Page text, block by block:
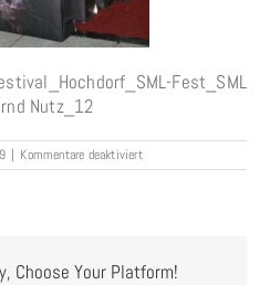
Fest_SML
Nutz_12
| Kommentare deaktiviertfür
Kundengeschenktaschen
Choose Your Platform!